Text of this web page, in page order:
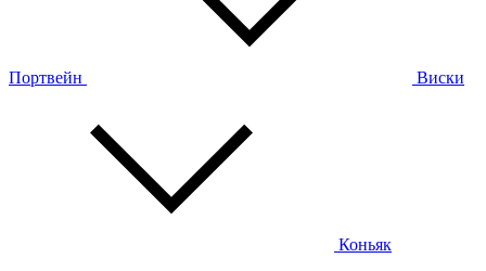
Портвейн Виски
Коньяк